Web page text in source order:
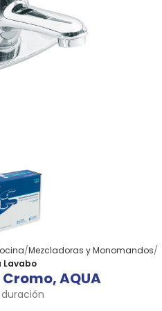
Mezcladoras y Monomandos
Lavabo
AQUA